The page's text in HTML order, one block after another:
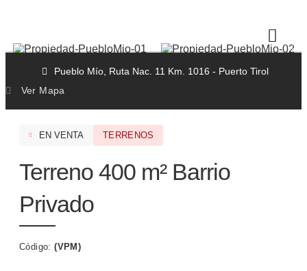
Pueblo Mío, Ruta Nac. 11 Km. 1016 - Puerto Tirol
Ver Mapa
EN VENTA TERRENOS
Terreno 400 m² Barrio
Privado
Código:(VPM)